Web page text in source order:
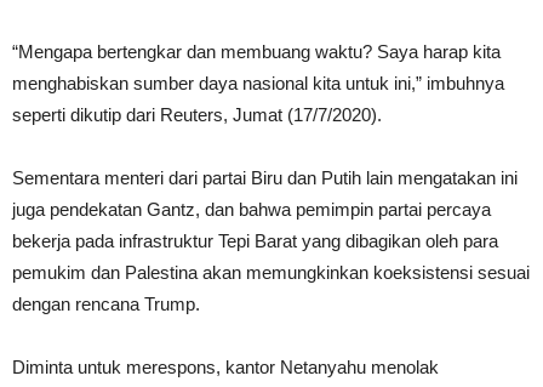
“Mengapa bertengkar dan membuang waktu? Saya harap kita
menghabiskan sumber daya nasional kita untuk ini,” imbuhnya
seperti dikutip dari Reuters, Jumat (17/7/2020).
Sementara menteri dari partai Biru dan Putih lain mengatakan ini
juga pendekatan Gantz, dan bahwa pemimpin partai percaya
bekerja pada infrastruktur Tepi Barat yang dibagikan oleh para
pemukim dan Palestina akan memungkinkan koeksistensi sesuai
dengan rencana Trump.
Diminta untuk merespons, kantor Netanyahu menolak